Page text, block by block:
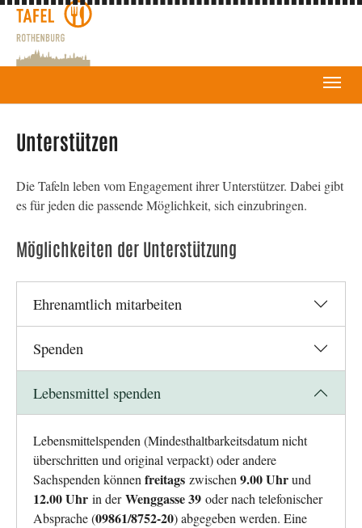
Unterstützen
Die Tafeln leben vom Engagement ihrer Unterstützer. Dabei gibt
es für jeden die passende Möglichkeit, sich einzubringen.
Möglichkeiten der Unterstützung
Ehrenamtlich mitarbeiten
Spenden
Lebensmittel spenden
Lebensmittelspenden (Mindesthaltbarkeitsdatum nicht
überschritten und original verpackt) oder andere
Sachspenden können freitags zwischen 9.00 Uhrund
12.00 Uhr in derWenggasse 39 oder nach telefonischer
Absprache (09861/8752-20) abgegeben werden. Eine